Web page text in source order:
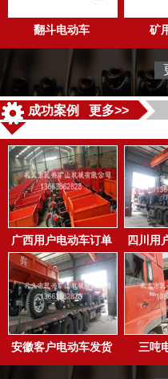
翻斗电动车 矿
成功案例 更多>>
广西用户电动车订单
完成
四川用
安徽客户电动车发货
现场
三吨